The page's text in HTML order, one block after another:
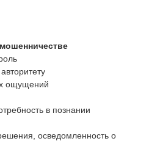
ощущений
в познании
осведомленность о